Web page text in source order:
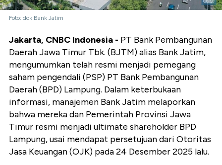
Foto: dok Bank Jatim
Jakarta, CNBC Indonesia - PT Bank Pembangunan
Daerah Jawa Timur Tbk. (BJTM) alias Bank Jatim,
mengumumkan telah resmi menjadi pemegang
saham pengendali (PSP) PT Bank Pembangunan
Daerah (BPD) Lampung. Dalam keterbukaan
informasi, manajemen Bank Jatim melaporkan
bahwa mereka dan Pemerintah Provinsi Jawa
Timur resmi menjadi ultimate shareholder BPD
Lampung, usai mendapat persetujuan dari Otoritas
Jasa Keuangan (OJK) pada 24 Desember 2025 lalu.